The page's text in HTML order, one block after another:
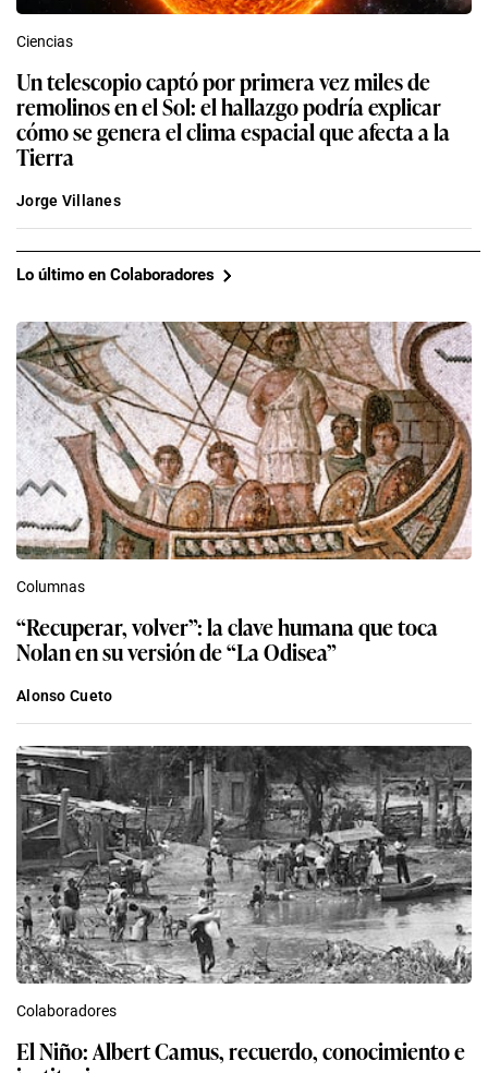
Ciencias
Un telescopio captó por primera vez miles de
remolinos en el Sol: el hallazgo podría explicar
cómo se genera el clima espacial que afecta a la
Tierra
Jorge Villanes
Lo último en Colaboradores
Columnas
“Recuperar, volver”: la clave humana que toca
Nolan en su versión de “La Odisea”
Alonso Cueto
Colaboradores
El Niño: Albert Camus, recuerdo, conocimiento e